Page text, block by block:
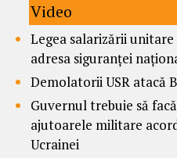
Video
Legea salarizării
adresa siguranței
Demolatorii USR atacă
Guvernul trebuie să
ajutoarele militare
Ucrainei